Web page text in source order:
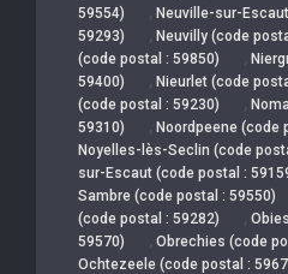
59554)
, Neuville-sur-
59293)
, Neuvilly (code
(code postal : 59850)
,
59400)
, Nieurlet (code
(code postal : 59230)
,
59310)
, Noordpeene (code
Noyelles-lès-Seclin (code
sur-Escaut (code postal :
Sambre (code postal : 59550)
(code postal : 59282)
,
59570)
, Obrechies (code
Ochtezeele (code postal :